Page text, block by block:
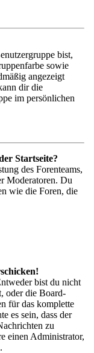
bist,
sowie
angezeigt
dir die
im persönlichen
Startseite?
des Forenteams,
Moderatoren. Du
wie die Foren, die
bist du nicht
oder die Board-
für das komplette
es sein, dass der
zu
einen Administrator,